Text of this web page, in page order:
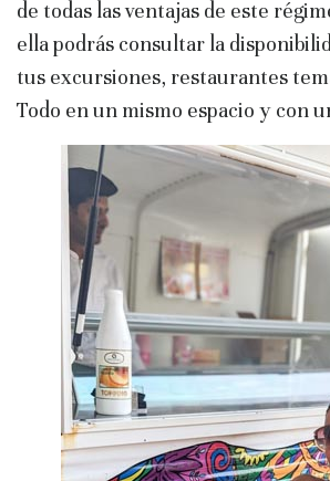
de todas las ventajas de este
ella podrás consultar la
tus excursiones, restaurantes
Todo en un mismo espacio y con